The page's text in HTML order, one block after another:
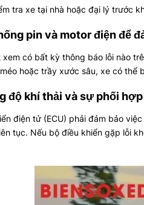
tra xe tại nhà hoặc đại lý trước
pin và motor điện để
xem có bất kỳ thông báo lỗi nào
hoặc trầy xước sâu, xe có
độ khí thải và sự phối
điện tử (ECU) phải đảm bảo
tục. Nếu bộ điều khiển gặp lỗi